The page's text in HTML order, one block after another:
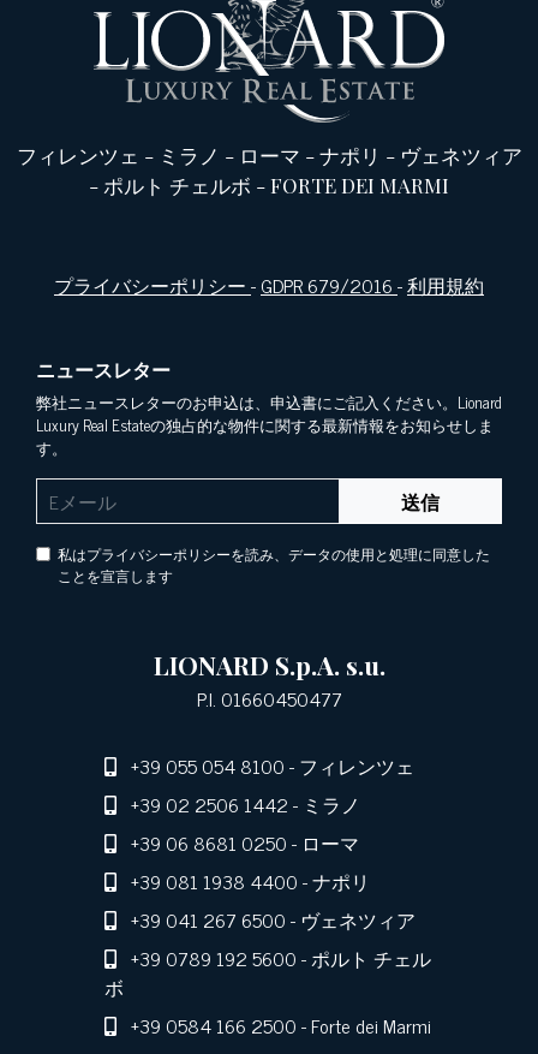
フィレンツェ - ミラノ - ローマ -ナポリ - ヴェネツィア
- ポルト チェルボ -FORTE DEI MARMI
プライバシーポリシー-GDPR 679/2016-利用規約
ニュースレター
弊社ニュースレターのお申込は、申込書にご記入ください。Lionard
Luxury Real Estateの独占的な物件に関する最新情報をお知らせしま
す。
送信
私はプライバシーポリシーを読み、データの使用と処理に同意した
ことを宣言します
LIONARD S.p.A. s.u.
P.I. 01660450477
+39 055 054 8100- フィレンツェ
+39 02 2506 1442- ミラノ
+39 06 8681 0250- ローマ
+39 081 1938 4400- ナポリ
+39 041 267 6500- ヴェネツィア
+39 0789 192 5600- ポルト チェル
ボ
+39 0584 166 2500- Forte dei Marmi